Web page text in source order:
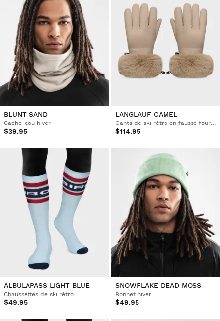
BLUNT SAND
Cache-cou hiver
$39.95
LANGLAUF CAMEL
Gants de ski rétro en fausse fourrure
$114.95
ALBULAPASS LIGHT BLUE
Chaussettes de ski rétro
$49.95
SNOWFLAKE DEAD MOSS
Bonnet hiver
$49.95